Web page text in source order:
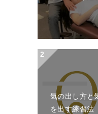
気の出し方と
を出す練習法